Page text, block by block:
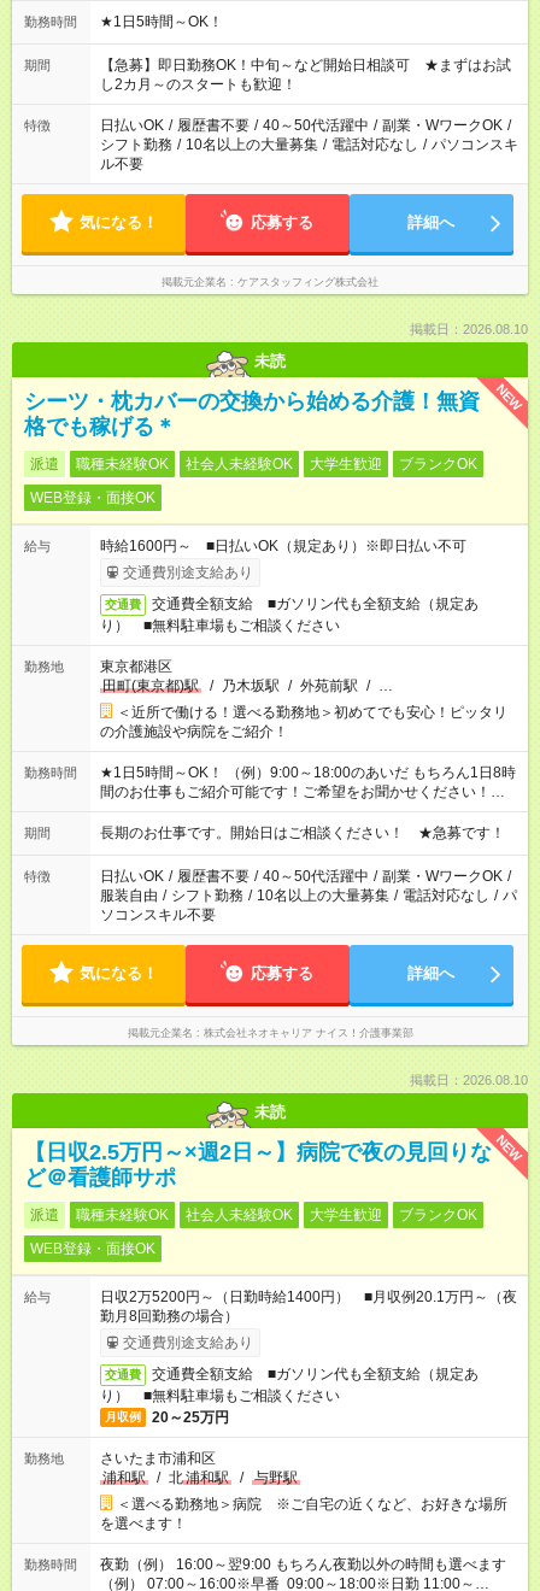
勤務時間 ★1日5時間～OK！
期間
【急募】即日勤務OK！中旬～など開始日相談可 ★まずはお試
し2カ月～のスタートも歓迎！
特徴 日払いOK / 履歴書不要 / 40～50代活躍中 / 副業・WワークOK /
シフト勤務 / 10名以上の大量募集 / 電話対応なし / パソコンスキ
ル不要
気になる！ 応募する 詳細へ
掲載元企業名 ケアスタッフィング株式会社
掲載日：2026.08.10
未読
NEW
シーツ・枕カバーの交換から始める介護！無資
格でも稼げる＊
派遣 職種未経験OK 社会人未経験OK 大学生歓迎
ブランクOK
WEB登録・面接OK
給与
時給1600円～ ■日払いOK（規定あり）※即日払い不可
交通費別途支給あり
交通費
交通費全額支給 ■ガソリン代も全額支給（規定あ
り） ■無料駐車場もご相談ください
勤務地
東京都港区
田町(東京都)駅
/ 乃木坂駅 / 外苑前駅 / …
＜近所で働ける！選べる勤務地＞初めてでも安心！ピッタリ
の介護施設や病院をご紹介！
勤務時間
★1日5時間～OK！ （例）9:00～18:00のあいだ もちろん1日8時
間のお仕事もご紹介可能です！ご希望をお聞かせください！★家
庭の都合でお休みが必要な場合も遠慮なくご相談ください。 ※
週最低15時間以上の勤務が必要です
期間 長期のお仕事です。開始日はご相談ください！ ★急募です！
特徴 日払いOK / 履歴書不要 / 40～50代活躍中 / 副業・WワークOK /
服装自由 / シフト勤務 / 10名以上の大量募集 / 電話対応なし / パ
ソコンスキル不要
気になる！ 応募する 詳細へ
掲載元企業名 株式会社ネオキャリア ナイス！介護事業部
掲載日：2026.08.10
未読
NEW
【日収2.5万円～×週2日～】病院で夜の見回りな
ど＠看護師サポ
派遣 職種未経験OK 社会人未経験OK 大学生歓迎
ブランクOK
WEB登録・面接OK
給与
日収2万5200円～（日勤時給1400円） ■月収例20.1万円～（夜
勤月8回勤務の場合）
交通費別途支給あり
交通費
交通費全額支給 ■ガソリン代も全額支給（規定あ
り） ■無料駐車場もご相談ください
月収例 20～25万円
勤務地
さいたま市浦和区
浦和駅
/ 北浦和駅 / 与野駅
＜選べる勤務地＞病院 ※ご自宅の近くなど、お好きな場所
を選べます！
勤務時間
夜勤（例） 16:00～翌9:00 もちろん夜勤以外の時間も選べます
（例） 07:00～16:00※早番 09:00～18:00※日勤 11:00～